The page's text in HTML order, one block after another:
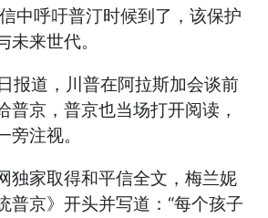
中呼吁普汀时候到了，该保护
未来世代。
报道，川普在阿拉斯加会谈前
普京，普京也当场打开阅读，
旁注视。
独家取得和平信全文，梅兰妮
普京》开头并写道：“每个孩子